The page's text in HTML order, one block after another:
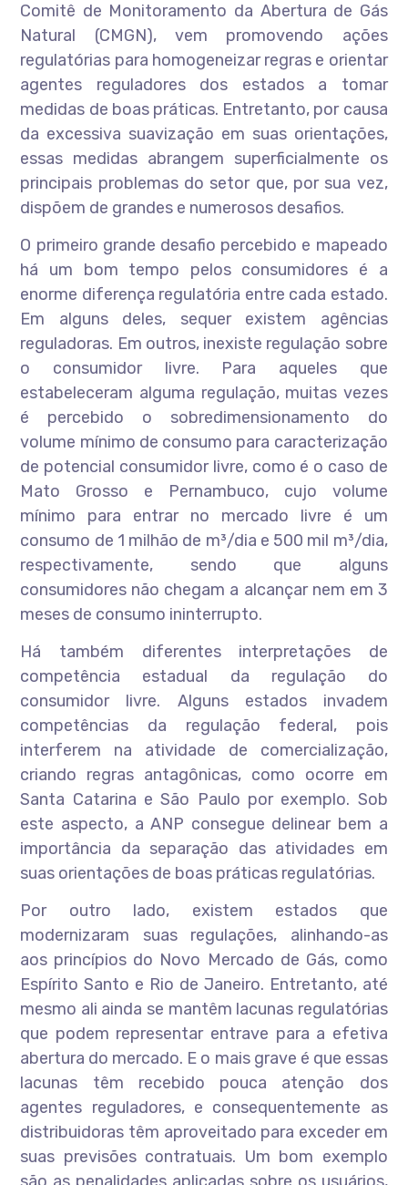
Comitê de Monitoramento da Abertura de Gás
Natural (CMGN), vem promovendo ações
regulatórias para homogeneizar regras e orientar
agentes reguladores dos estados a tomar
medidas de boas práticas. Entretanto, por causa
da excessiva suavização em suas orientações,
essas medidas abrangem superficialmente os
principais problemas do setor que, por sua vez,
dispõem de grandes e numerosos desafios.
O primeiro grande desafio percebido e mapeado
há um bom tempo pelos consumidores é a
enorme diferença regulatória entre cada estado.
Em alguns deles, sequer existem agências
reguladoras. Em outros, inexiste regulação sobre
o consumidor livre. Para aqueles que
estabeleceram alguma regulação, muitas vezes
é percebido o sobredimensionamento do
volume mínimo de consumo para caracterização
de potencial consumidor livre, como é o caso de
Mato Grosso e Pernambuco, cujo volume
mínimo para entrar no mercado livre é um
consumo de 1 milhão de m³/dia e 500 mil m³/dia,
respectivamente, sendo que alguns
consumidores não chegam a alcançar nem em 3
meses de consumo ininterrupto.
Há também diferentes interpretações de
competência estadual da regulação do
consumidor livre. Alguns estados invadem
competências da regulação federal, pois
interferem na atividade de comercialização,
criando regras antagônicas, como ocorre em
Santa Catarina e São Paulo por exemplo. Sob
este aspecto, a ANP consegue delinear bem a
importância da separação das atividades em
suas orientações de boas práticas regulatórias.
Por outro lado, existem estados que
modernizaram suas regulações, alinhando-as
aos princípios do Novo Mercado de Gás, como
Espírito Santo e Rio de Janeiro. Entretanto, até
mesmo ali ainda se mantêm lacunas regulatórias
que podem representar entrave para a efetiva
abertura do mercado. E o mais grave é que essas
lacunas têm recebido pouca atenção dos
agentes reguladores, e consequentemente as
distribuidoras têm aproveitado para exceder em
suas previsões contratuais. Um bom exemplo